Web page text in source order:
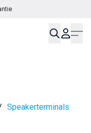
Speakerterminals